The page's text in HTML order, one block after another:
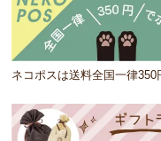
ネコポスは送料全国一律